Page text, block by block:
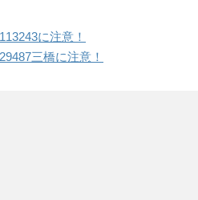
に注意！
三橋に注意！